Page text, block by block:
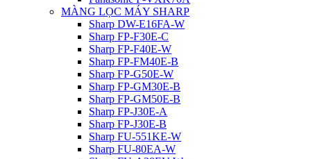
MÀNG LỌC MÁY SHARP
Sharp DW-E16FA-W
Sharp FP-F30E-C
Sharp FP-F40E-W
Sharp FP-FM40E-B
Sharp FP-G50E-W
Sharp FP-GM30E-B
Sharp FP-GM50E-B
Sharp FP-J30E-A
Sharp FP-J30E-B
Sharp FU-551KE-W
Sharp FU-80EA-W